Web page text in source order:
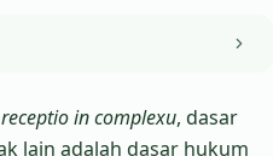
Syariah
receptio in complexu, dasar
lain adalah dasar hukum